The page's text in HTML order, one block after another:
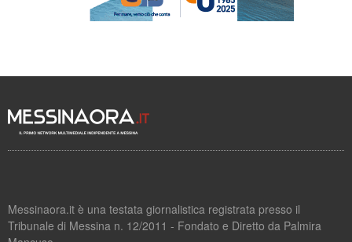
Messinaora.it è una testata giornalistica registrata presso il
Tribunale di Messina n. 12/2011 - Fondato e Diretto da Palmira